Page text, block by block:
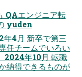
QAエンジニア転
yuden
4月 新卒で第三
任チームでいろい
年10月 転職
納得できるものが